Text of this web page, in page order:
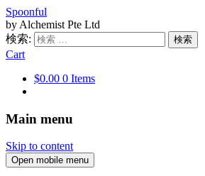
Spoonful
by Alchemist Pte Ltd
検索:
Cart
$0.00 0 Items
Main menu
Skip to content
Open mobile menu